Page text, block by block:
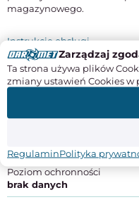
magazynowego.
Instrukcje obsługi
SPECYFIKACJA
Poziom ochronności
brak danych
Zarządzaj
Ta strona używa plików
zmiany ustawień Cookies w
RegulaminPolityka